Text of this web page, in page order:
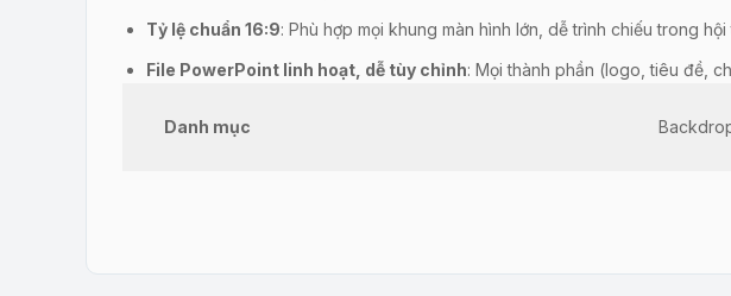
Tỷ lệ chuẩn 16:9: Phù hợp mọi khung màn hình lớn, dễ trình chiếu trong
File PowerPoint linh hoạt, dễ tùy chỉnh: Mọi thành phần (logo, tiêu đề,
Tương thích đa nền tảng
: Có thể sử dụng trực tiếp trên máy chiếu,
Phông nền chính cho hội nghị / đại hội Đảng ủy Công an các cấp.
Danh mục